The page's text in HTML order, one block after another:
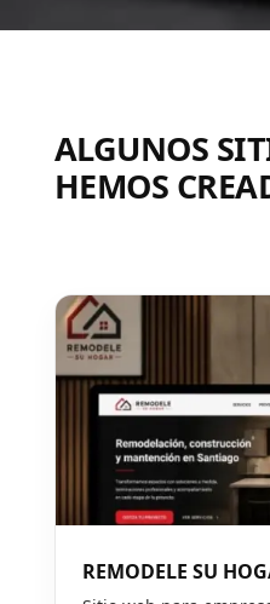
ALGUNOS
HEMOS
REMODELE SU